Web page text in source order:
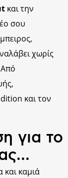
και την
σου
χωρίς
και τον
για το
και καμιά